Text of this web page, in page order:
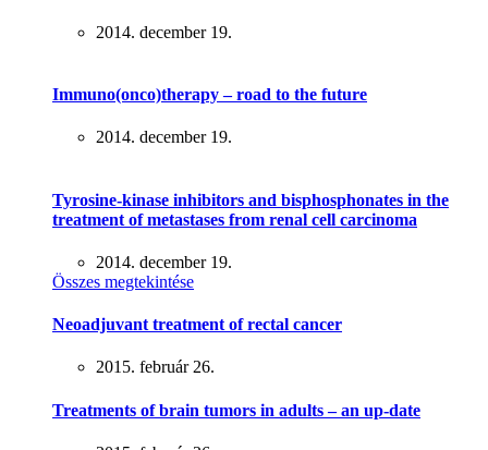
2014. december 19.
Immuno(onco)therapy – road to the future
2014. december 19.
Tyrosine-kinase inhibitors and bisphosphonates in the
treatment of metastases from renal cell carcinoma
2014. december 19.
Összes megtekintése
Neoadjuvant treatment of rectal cancer
2015. február 26.
Treatments of brain tumors in adults – an up-date